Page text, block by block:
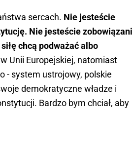
sercach. Nie jesteście
Nie jesteście zobowiązani
chcą podważać albo
Unii Europejskiej, natomiast
- system ustrojowy, polskie
demokratyczne władze i
Bardzo bym chciał, aby